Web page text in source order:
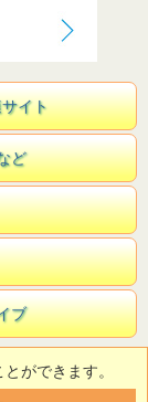
イト
ど
ブ
ができます。